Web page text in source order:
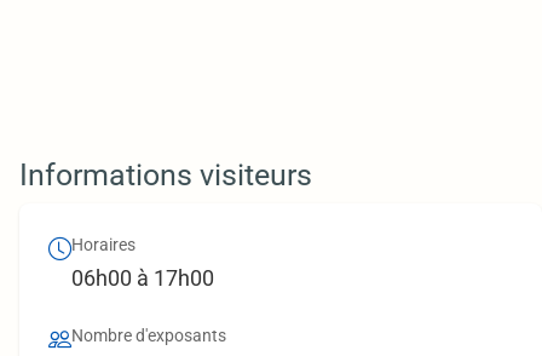
Informations visiteurs
Horaires
06h00 à 17h00
Nombre d'exposants